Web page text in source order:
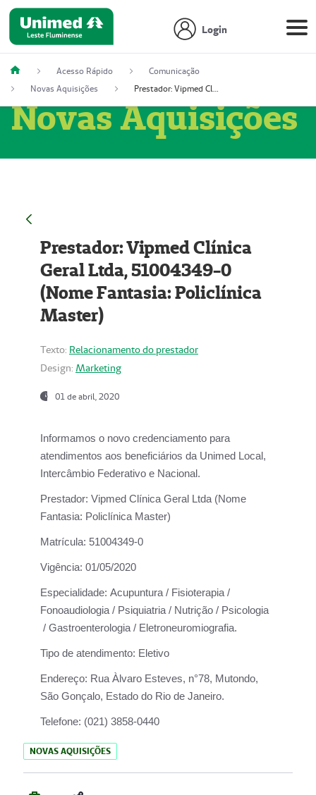
Login
Acesso Rápido
Comunicação
Novas Aquisições
Prestador: Vipmed Clínica Geral Ltda, 51004349-0 (Nome Fantasia: Policlínica Master)
Novas Aquisições
Prestador: Vipmed Clínica
Geral Ltda, 51004349-0
(Nome Fantasia: Policlínica
Master)
Texto: Relacionamento do prestador
Design: Marketing
01 de abril, 2020
Informamos o novo credenciamento para
atendimentos aos beneficiários da Unimed Local,
Intercâmbio Federativo e Nacional.
Prestador: Vipmed Clínica Geral Ltda (Nome
Fantasia: Policlínica Master)
Matrícula: 51004349-0
Vigência: 01/05/2020
Especialidade: Acupuntura / Fisioterapia /
Fonoaudiologia / Psiquiatria / Nutrição / Psicologia
/ Gastroenterologia / Eletroneuromiografia.
Tipo de atendimento: Eletivo
Endereço: Rua Àlvaro Esteves, n°78, Mutondo,
São Gonçalo, Estado do Rio de Janeiro.
Telefone: (021) 3858-0440
NOVAS AQUISIÇÕES